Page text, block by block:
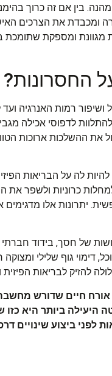
בין אם זה כרוך
את הצרכים
מגוונת ומספקת שתומכת
החסרונות?
רמות האנרגיה
לדפוסי אכילה
את ההשלכות ארוכות
לה על הבריאות
כרוניות ולשפר
יתרונות אלו
של חסך, בידוד
דימוי גוף שלילי
להזיק לבריאות
אורח חיים שדורש
ביותר היא כזו
ביצוע שינויים